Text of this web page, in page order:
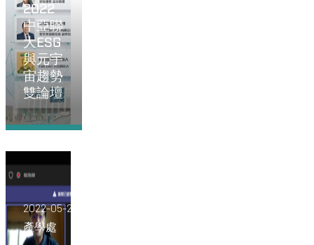
2022
中亞聯
大ESG
與元宇
宙趨勢
雙論壇
2022-05-27
產學處